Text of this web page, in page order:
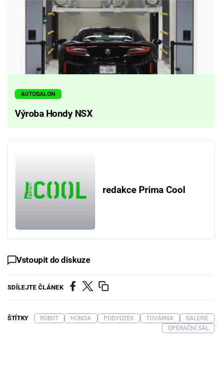
AUTOSALON
Výroba Hondy NSX
redakce Prima Cool
Vstoupit do diskuze
SDÍLEJTE ČLÁNEK
ŠTÍTKY ROBOT HONDA PODVOZEK TOVÁRNA
GALERIE
OPERAČNÍ SÁL